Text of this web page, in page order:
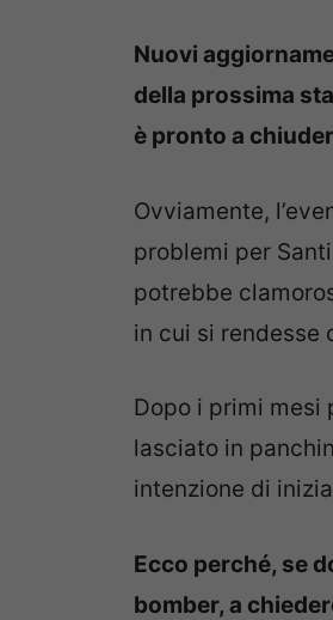
Nuovi
della prossima
è pronto a
Ovviamente,
problemi per
potrebbe
in cui si rendesse
Dopo i primi mesi
lasciato in
intenzione di
Ecco perché, se
bomber, a